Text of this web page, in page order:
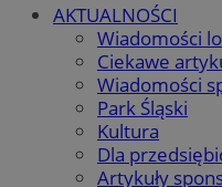
AKTUALNOŚCI
Wiadomości
Ciekawe
Wiadomości
Park Śląski
Kultura
Dla
Artykuły